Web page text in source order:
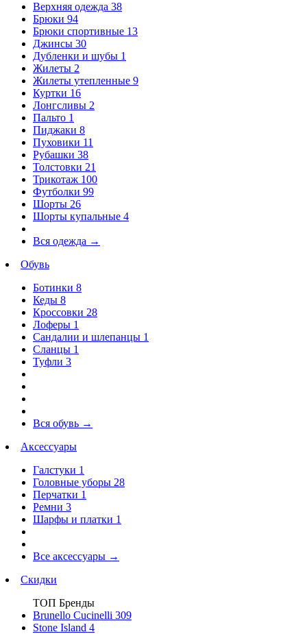
Верхняя одежда 38
Брюки 94
Брюки спортивные 13
Джинсы 30
Дубленки и шубы 1
Жилеты 2
Жилеты утепленные 9
Куртки 16
Лонгсливы 2
Пальто 1
Пиджаки 8
Пуховики 11
Рубашки 38
Толстовки 21
Трикотаж 100
Футболки 99
Шорты 26
Шорты купальные 4
Вся одежда →
Обувь
Ботинки 8
Кеды 8
Кроссовки 28
Лоферы 1
Сандалии и шлепанцы 1
Сланцы 1
Туфли 3
Вся обувь →
Аксессуары
Галстуки 1
Головные уборы 28
Перчатки 1
Ремни 3
Шарфы и платки 1
Все аксессуары →
Скидки
ТОП Бренды
Brunello Cucinelli 309
Stone Island 4